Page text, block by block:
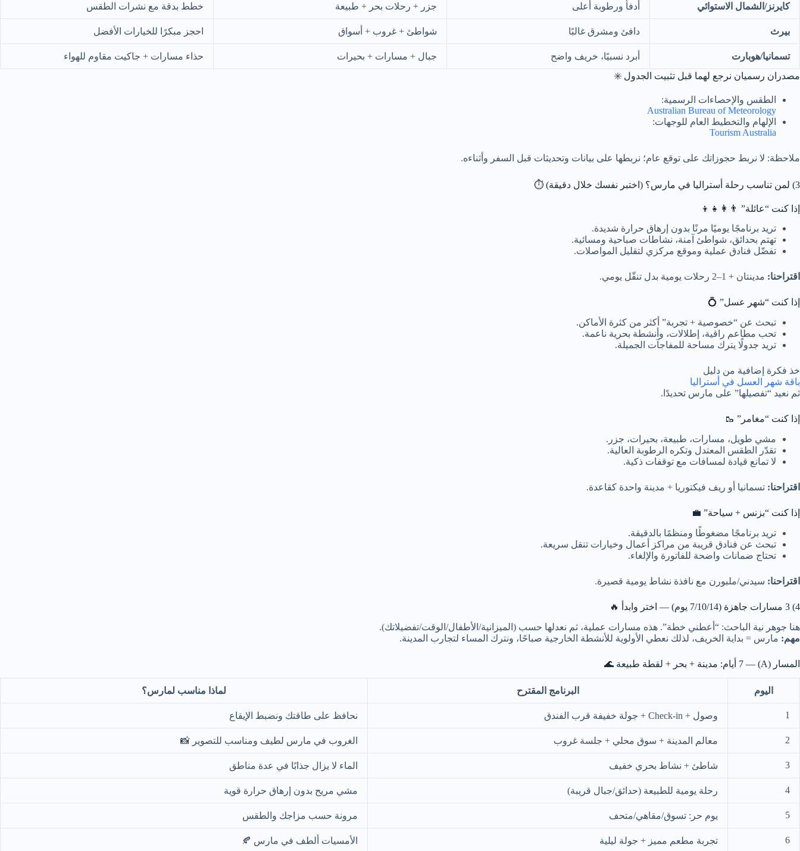
كايرنز/الشمال الاستوائي أدفأ ورطوبة أعلى جزر + رحلات بحر + طبيعة خطط بدقة مع نشرات الطقس
بيرث دافئ ومشرق غالبًا شواطئ + غروب + أسواق احجز مبكرًا للخيارات الأفضل
تسمانيا/هوبارت أبرد نسبيًا، خريف واضح جبال + مسارات + بحيرات
حذاء مسارات + جاكيت مقاوم للهواء
مصدران رسميان نرجع لهما قبل تثبيت الجدول ✳️
الطقس والإحصاءات الرسمية:
Australian Bureau of Meteorology
الإلهام والتخطيط العام للوجهات:
Tourism Australia
ملاحظة: لا نربط حجوزاتك على توقع عام؛ نربطها على بيانات وتحديثات قبل السفر وأثناءه.
3) لمن تناسب رحلة أستراليا في مارس؟ (اختبر نفسك خلال دقيقة) ⏱️
إذا كنت “عائلة” 👨‍👩‍👧‍👦
تريد برنامجًا يوميًا مرنًا بدون إرهاق حرارة شديدة.
تهتم بحدائق، شواطئ آمنة، نشاطات صباحية ومسائية.
تفضّل فنادق عملية وموقع مركزي لتقليل المواصلات.
اقتراحنا: مدينتان + 1–2 رحلات يومية بدل تنقّل يومي.
إذا كنت “شهر عسل” 💍
تبحث عن “خصوصية + تجربة” أكثر من كثرة الأماكن.
تحب مطاعم راقية، إطلالات، وأنشطة بحرية ناعمة.
تريد جدولًا يترك مساحة للمفاجآت الجميلة.
خذ فكرة إضافية من دليل
باقة شهر العسل في أستراليا
ثم نعيد “تفصيلها” على مارس تحديدًا.
إذا كنت “مغامر” 🥾
مشي طويل، مسارات، طبيعة، بحيرات، جزر.
تقدّر الطقس المعتدل وتكره الرطوبة العالية.
لا تمانع قيادة لمسافات مع توقفات ذكية.
اقتراحنا: تسمانيا أو ريف فيكتوريا + مدينة واحدة كقاعدة.
إذا كنت “بزنس + سياحة” 💼
تريد برنامجًا مضغوطًا ومنظمًا بالدقيقة.
تبحث عن فنادق قريبة من مراكز أعمال وخيارات تنقل سريعة.
تحتاج ضمانات واضحة للفاتورة والإلغاء.
اقتراحنا: سيدني/ملبورن مع نافذة نشاط يومية قصيرة.
4) 3 مسارات جاهزة (7/10/14 يوم) — اختر وابدأ 🔥
هنا جوهر نية الباحث: “أعطني خطة”. هذه مسارات عملية، ثم نعدلها حسب (الميزانية/الأطفال/الوقت/تفضيلاتك).
مهم: مارس = بداية الخريف، لذلك نعطي الأولوية للأنشطة الخارجية صباحًا، ونترك المساء لتجارب المدينة.
المسار (A) — 7 أيام: مدينة + بحر + لقطة طبيعة 🌊
اليوم البرنامج المقترح لماذا مناسب لمارس؟
1 وصول + Check-in + جولة خفيفة قرب الفندق نحافظ على طاقتك ونضبط الإيقاع
2 معالم المدينة + سوق محلي + جلسة غروب الغروب في مارس لطيف ومناسب للتصوير 📸
3 شاطئ + نشاط بحري خفيف الماء لا يزال جذابًا في عدة مناطق
4 رحلة يومية للطبيعة (حدائق/جبال قريبة) مشي مريح بدون إرهاق حرارة قوية
5 يوم حر: تسوق/مقاهي/متحف مرونة حسب مزاجك والطقس
6 تجربة مطعم مميز + جولة ليلية الأمسيات ألطف في مارس 🍂